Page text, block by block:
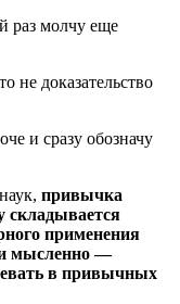
раз молчу еще
не доказательство
и сразу обозначу
привычка
складывается
применения
мысленно —
в привычных